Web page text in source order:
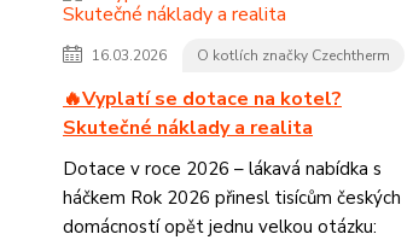
16.03.2026 O kotlích značky Czechtherm
🔥Vyplatí se dotace na kotel?
Skutečné náklady a realita
Dotace v roce 2026 – lákavá nabídka s
háčkem Rok 2026 přinesl tisícům českých
domácností opět jednu velkou otázku: